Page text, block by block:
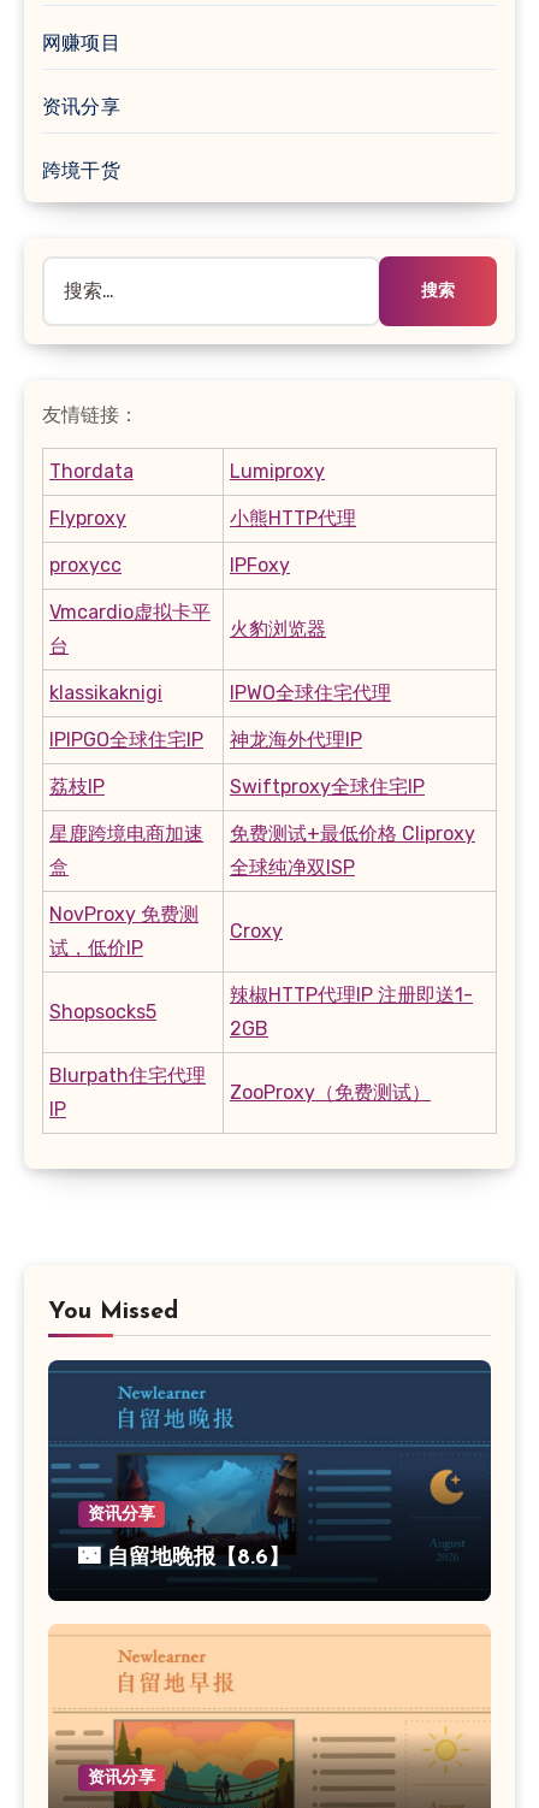
网赚项目
资讯分享
跨境干货
索：
友情链接：
Thordata Lumiproxy
Flyproxy 小熊HTTP代理
proxycc IPFoxy
Vmcardio虚拟卡平
台
火豹浏览器
klassikaknigi IPWO全球住宅代理
IPIPGO全球住宅IP 神龙海外代理IP
荔枝IP Swiftproxy全球住宅IP
星鹿跨境电商加速
盒
免费测试+最低价格 Cliproxy
全球纯净双ISP
NovProxy 免费测
试，低价IP
Croxy
Shopsocks5
辣椒HTTP代理IP 注册即送1-
2GB
Blurpath住宅代理
IP
ZooProxy（免费测试）
You Missed
资讯分享
🌃 自留地晚报【8.6】
资讯分享